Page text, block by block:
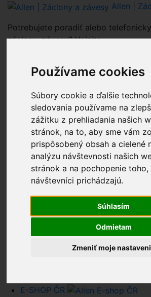
Používame cookies
Súbory cookie a ďalšie
sledovania používame na
zážitku z prehliadania našich
stránok, na to, aby sme vám
prispôsobený obsah a cielené
analýzu návštevnosti našich
stránok a na pochopenie
návštevníci prichádzajú.
Súhlasím
Odmietam
Zmeniť moje
Allen |
Potrebujete poradiť alebo
záclony, závesy? Volajte
0
Nákupný košík
pri hľadaní farby zadajte iba
Nákupný košík - Allen - zaclony
Kontaktné informácie -
Recenzie
Užitočné informácie - rady k
Allen,s.r.o.
Obchodné podmienky e-shopu
Cookies Allen, s.r.o.
E-SHOP ČR